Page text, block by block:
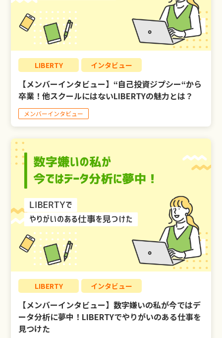
LIBERTY インタビュー
【メンバーインタビュー】“自己投資ジプシー“から
卒業！他スクールにはないLIBERTYの魅力とは？
メンバーインタビュー
LIBERTY インタビュー
【メンバーインタビュー】数字嫌いの私が今ではデ
ータ分析に夢中！LIBERTYでやりがいのある仕事を
見つけた